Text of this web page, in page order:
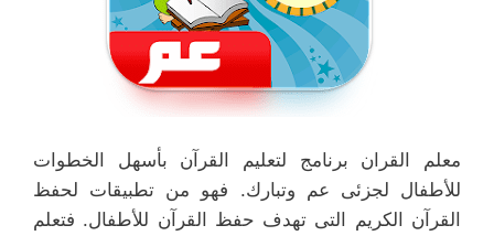
معلم القران برنامج لتعليم القرآن بأسهل الخطوات
للأطفال لجزئى عم وتبارك. فهو من تطبيقات لحفظ
القرآن الكريم التى تهدف حفظ القرآن للأطفال. فتعلم